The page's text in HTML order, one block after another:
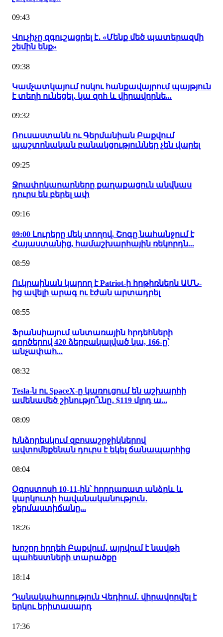
09:43
Վուչիչը զգուշացրել է․ «Մենք մեծ պատերազմի
շեմին ենք»
09:38
Կամչատկայում ոսկու հանքավայրում պայթյուն
է տեղի ունեցել․ կա զոհ և վիրավորնե...
09:32
Ռուսաստանն ու Գերմանիան Բաքվում
պաշտոնական բանակցություններ չեն վարել
09:25
Ջրափրկարարները քաղաքացուն անվնաս
դուրս են բերել ափ
09:16
09:00 Լուրերը մեկ տողով. Շոգը նահանջում է
Հայաստանից, համաշխարհային ռեկորդն...
08:59
Ուկրաինան կարող է Patriot-ի հրթիռներն ԱՄՆ-
ից ավելի արագ ու էժան արտադրել
08:55
Ֆրանսիայում անտառային հրդեհների
գործերով 420 ձերբակալված կա, 166-ը՝
անչափահ...
08:32
Tesla-ն ու SpaceX-ը կառուցում են աշխարհի
ամենամեծ շինությո՞ւնը․ $119 մլրդ ա...
08:09
Խնձորեսկում զբոսաշրջիկներով
ավտոմեքենան դուրս է եկել ճանապարհից
08:04
Օգոստոսի 10-11-ին՝ հորդառատ անձրև և
կարկուտի հավանականություն․
ջերմաստիճանը...
18:26
Խոշոր հրդեհ Բաքվում․ այրվում է նավթի
պահեստների տարածքը
18:14
Դանակահարություն Վեդիում․ վիրավորվել է
երկու երիտասարդ
17:36